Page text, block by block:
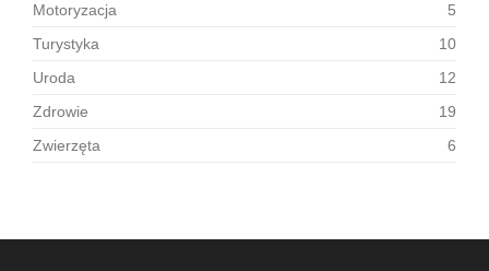
Motoryzacja
5
Turystyka
10
Uroda
12
Zdrowie
19
Zwierzęta
6